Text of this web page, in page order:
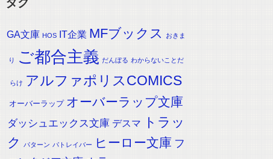
GA文庫 HOS IT企業 MFブックス おきま
り ご都合主義 だんぼる わからないことだ
らけ アルファポリスCOMICS
オーバーラップ オーバーラップ文庫
ダッシュエックス文庫 デスマ
トラッ
ク
パターン パトレイバー ヒーロー文庫 フ